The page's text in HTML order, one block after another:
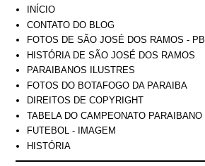
INÍCIO
CONTATO DO BLOG
FOTOS DE SÃO JOSÉ DOS RAMOS - PB
HISTÓRIA DE SÃO JOSÉ DOS RAMOS
PARAIBANOS ILUSTRES
FOTOS DO BOTAFOGO DA PARAIBA
DIREITOS DE COPYRIGHT
TABELA DO CAMPEONATO PARAIBANO
FUTEBOL - IMAGEM
HISTÓRIA